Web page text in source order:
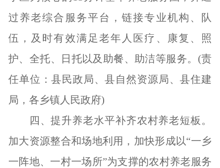
过养老综合服务平台，链接专业机构、队
伍，及时有效满足老年人医疗、康复、照
护、全托、日托以及助餐、助洁等服务。(责
任单位：县民政局、县自然资源局、县住建
局，各乡镇人民政府)
四、提升养老水平补齐农村养老短板。
加大资源整合和场地利用，加快形成以“一乡
一阵地、一村一场所”为支撑的农村养老服务